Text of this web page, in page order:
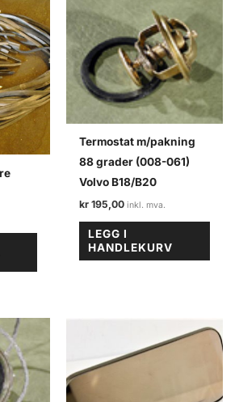
Termostat m/pakning
88 grader (008-061)
Volvo B18/B20
kr 195,00
LEGG I
HANDLEKURV